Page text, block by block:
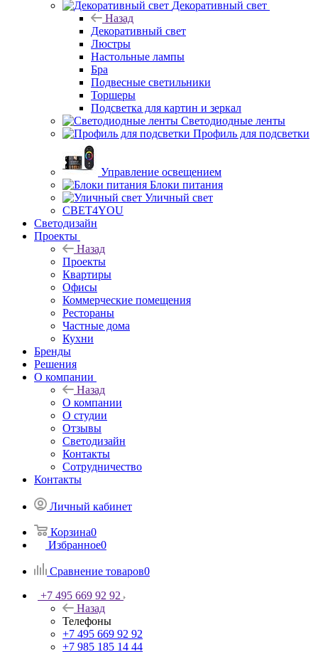
Декоративный свет
Назад
Декоративный свет
Люстры
Настольные лампы
Бра
Подвесные светильники
Торшеры
Подсветка для картин и зеркал
Светодиодные ленты
Профиль для подсветки
Управление освещением
Блоки питания
Уличный свет
СВЕТ4YOU
Светодизайн
Проекты
Назад
Проекты
Квартиры
Офисы
Коммерческие помещения
Рестораны
Частные дома
Кухни
Бренды
Решения
О компании
Назад
О компании
О студии
Отзывы
Светодизайн
Контакты
Сотрудничество
Контакты
Личный кабинет
Корзина0
Избранное0
Сравнение товаров0
+7 495 669 92 92
Назад
Телефоны
+7 495 669 92 92
+7 985 185 14 44